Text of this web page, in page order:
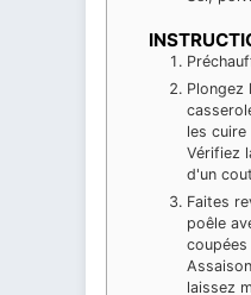
Plongez
les cuire
Vérifiez
d'un
Faites
poêle
laissez